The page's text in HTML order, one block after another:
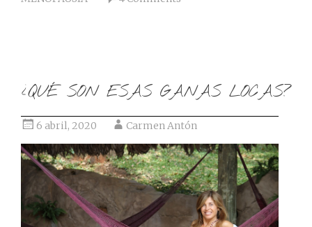
¿QUÉ SON ESAS GANAS LOCAS?
6 abril, 2020 Carmen Antón